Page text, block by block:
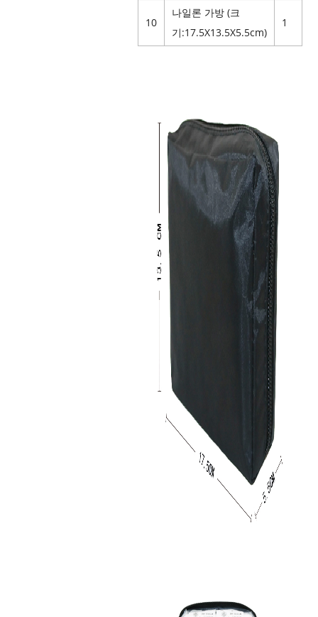
10
나일론 가방 (크
기:17.5X13.5X5.5cm)
1